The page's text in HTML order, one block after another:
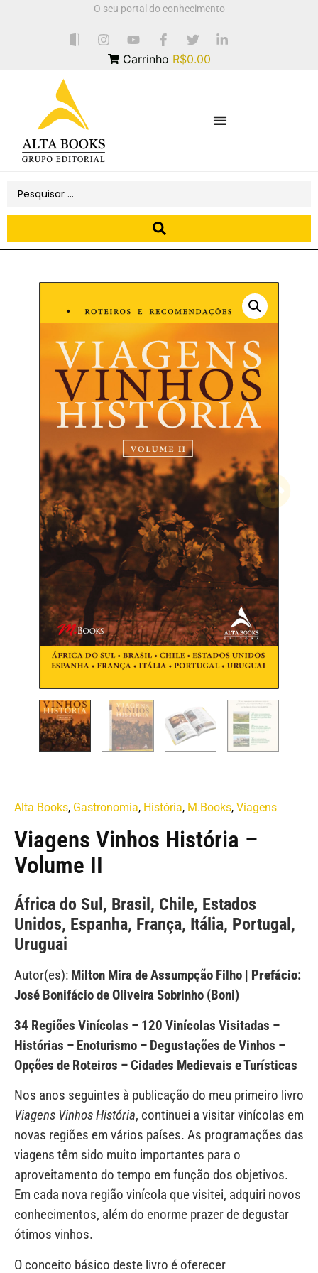
O seu portal do conhecimento
Carrinho R$0.00
Alta Books, Gastronomia, História, M.Books, Viagens
Viagens Vinhos História –
Volume II
África do Sul, Brasil, Chile, Estados
Unidos, Espanha, França, Itália, Portugal,
Uruguai
Autor(es): Milton Mira de Assumpção Filho | Prefácio:
José Bonifácio de Oliveira Sobrinho (Boni)
34 Regiões Vinícolas – 120 Vinícolas Visitadas –
Histórias – Enoturismo – Degustações de Vinhos –
Opções de Roteiros – Cidades Medievais e Turísticas
Nos anos seguintes à publicação do meu primeiro livro
Viagens Vinhos História, continuei a visitar vinícolas em
novas regiões em vários países. As programações das
viagens têm sido muito importantes para o
aproveitamento do tempo em função dos objetivos.
Em cada nova região vinícola que visitei, adquiri novos
conhecimentos, além do enorme prazer de degustar
ótimos vinhos.
O conceito básico deste livro é oferecer